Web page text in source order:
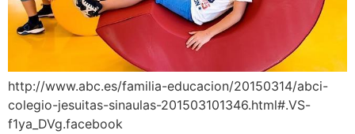
http://www.abc.es/familia-educacion/20150314/abci-
colegio-jesuitas-sinaulas-201503101346.html#.VS-
f1ya_DVg.facebook